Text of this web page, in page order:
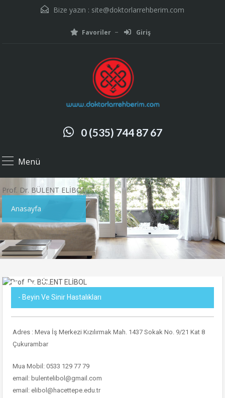
Bize yazın : site@doktorlarrehberim.com
Favoriler Giriş
0 (535) 744 87 67
Menü
Prof. Dr. BÜLENT ELİBOL
Anasayfa
- Beyin Ve Sinir Hastalıkları
Adres : Meva İş Merkezi Kızılırmak Mah. 1437 Sokak No. 9/21 Kat 8
Çukurambar
Mua Mobil: 0533 129 77 79
email: bulentelibol@gmail.com
email: elibol@hacettepe.edu.tr